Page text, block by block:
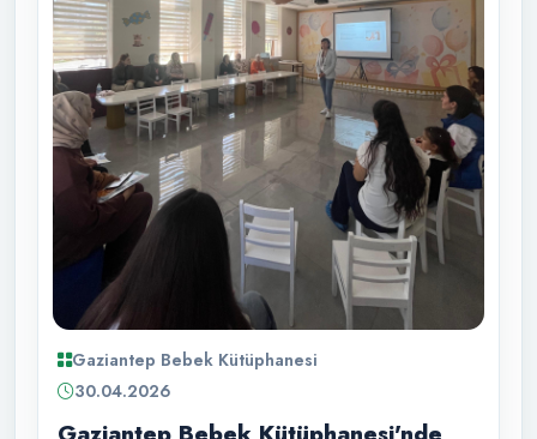
Gaziantep Bebek Kütüphanesi
30.04.2026